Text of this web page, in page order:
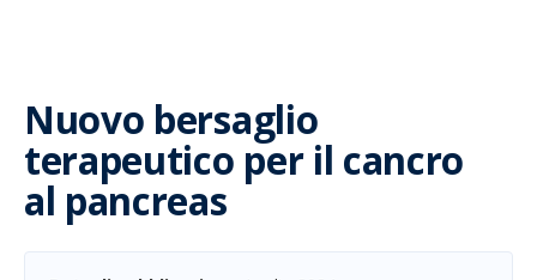
Nuovo bersaglio
terapeutico per il cancro
al pancreas